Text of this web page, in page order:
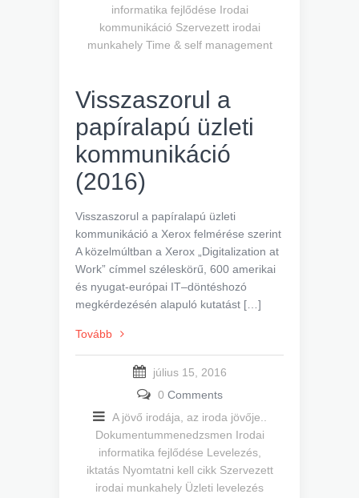
informatika fejlődése Irodai
kommunikáció Szervezett irodai
munkahely Time & self management
Visszaszorul a
papíralapú üzleti
kommunikáció
(2016)
Visszaszorul a papíralapú üzleti
kommunikáció a Xerox felmérése szerint
A közelmúltban a Xerox „Digitalization at
Work” címmel széleskörű, 600 amerikai
és nyugat-európai IT–döntéshozó
megkérdezésén alapuló kutatást […]
Tovább
július 15, 2016
0 Comments
A jövő irodája, az iroda jövője..
Dokumentummenedzsmen Irodai
informatika fejlődése Levelezés,
iktatás Nyomtatni kell cikk Szervezett
irodai munkahely Üzleti levelezés